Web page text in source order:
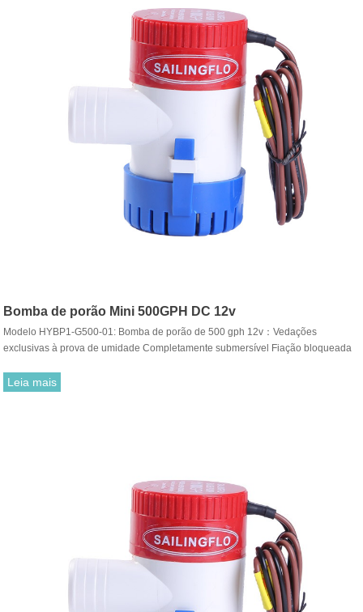
Bomba de porão Mini 500GPH DC 12v
Modelo HYBP1-G500-01: Bomba de porão de 500 gph 12v：Vedações
exclusivas à prova de umidade Completamente submersível Fiação bloqueada
Leia mais